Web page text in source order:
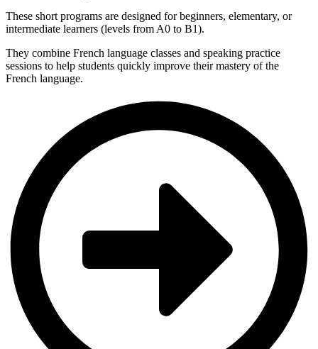
These short programs are designed for beginners, elementary, or
intermediate learners (levels from A0 to B1).
They combine French language classes and speaking practice
sessions to help students quickly improve their mastery of the
French language.